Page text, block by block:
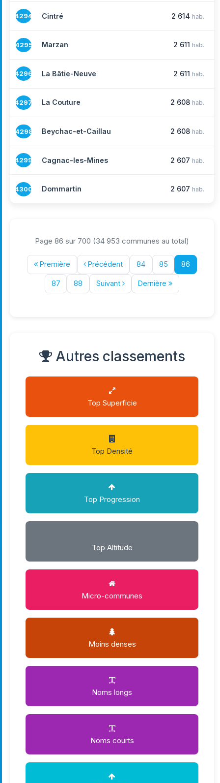
4294 Cintré 2 614 hab.
4295 Marzan 2 611 hab.
4296 La Bâtie-Neuve 2 611 hab.
4297 La Couture 2 608 hab.
4298 Beychac-et-Caillau 2 608 hab.
4299 Cagnac-les-Mines 2 607 hab.
4300 Dommartin 2 607 hab.
Page 86 sur 700 (34 953 communes au total)
Première Précédent 84 85 86
87 88 Suivant Dernière
Autres classements
Top Superficie
Top Densité
Top Progression
Top Altitude
Micro-communes
Moins denses
Noms longs
Noms courts